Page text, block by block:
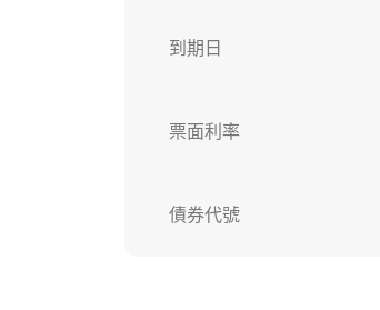
到期日
票面利率
債券代號